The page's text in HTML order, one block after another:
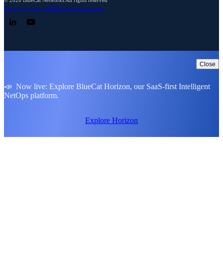
Privacyライセンス契約Cookie Preferences
Follow us on LinkedIn
Follow us on YouTube
Close
📣 Now live: Explore BlueCat Horizon, our SaaS-first Intelligent
NetOps platform.
Explore Horizon